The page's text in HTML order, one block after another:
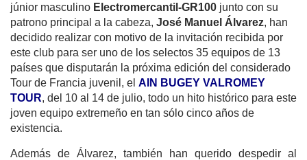
júnior masculino Electromercantil-GR100 junto con su
patrono principal a la cabeza, José Manuel Álvarez, han
decidido realizar con motivo de la invitación recibida por
este club para ser uno de los selectos 35 equipos de 13
países que disputarán la próxima edición del considerado
Tour de Francia juvenil, el AIN BUGEY VALROMEY
TOUR, del 10 al 14 de julio, todo un hito histórico para este
joven equipo extremeño en tan sólo cinco años de
existencia.
Además de Álvarez, también han querido despedir al